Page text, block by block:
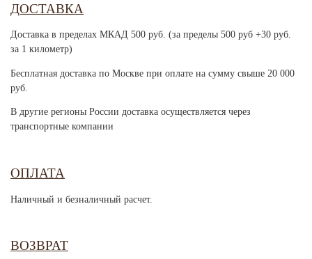
ДОСТАВКА
Доставка в пределах МКАД 500 руб. (за пределы 500 руб +30 руб.
за 1 километр)
Бесплатная доставка по Москве при оплате на сумму свыше 20 000
руб.
В другие регионы России доставка осуществляется через
транспортные компании
ОПЛАТА
Наличный и безналичный расчет.
ВОЗВРАТ